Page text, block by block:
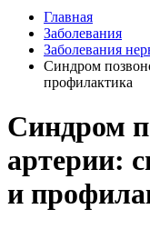
Главная
Заболевания
Заболевания
Синдром
профилактика
Синдром
артерии:
и